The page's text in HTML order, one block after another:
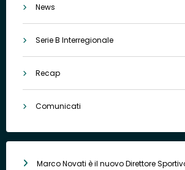
News
Serie B Interregionale
Recap
Comunicati
Marco Novati è il nuovo Direttore